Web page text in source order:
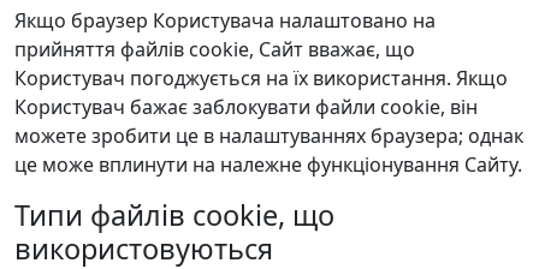
Якщо браузер Користувача налаштовано на
прийняття файлів cookie, Сайт вважає, що
Користувач погоджується на їх використання. Якщо
Користувач бажає заблокувати файли cookie, він
можете зробити це в налаштуваннях браузера; однак
це може вплинути на належне функціонування Сайту.
Типи файлів cookie, що
використовуються